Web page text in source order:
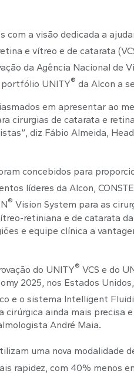
com a visão dedicada a
e vítreo e de catarata
da Agência Nacional de
portfólio UNITY® da Alcon a
em apresentar ao
cirurgias de catarata e
diz Fábio Almeida,
concebidos para
líderes da Alcon,
® Vision System para as
retiniana e de catarata
e equipe clínica a
do UNITY® VCS e do
2025, nos Estados
e o sistema Intelligent
cirúrgica ainda mais precisa
André Maia.
uma nova modalidade
rapidez, com 40% menos